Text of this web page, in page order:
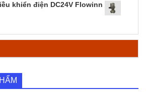
khiển điện DC24V Flowinn